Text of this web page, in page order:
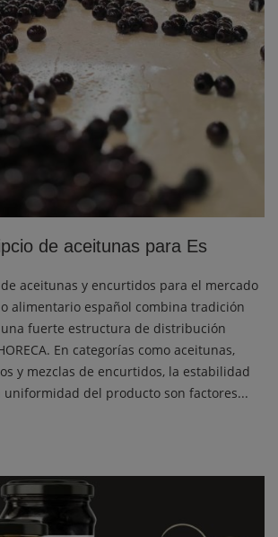
de aceitunas para Es
aceitunas y encurtidos para el mercado
alimentario español combina tradición
fuerte estructura de distribución
En categorías como aceitunas,
y mezclas de encurtidos, la estabilidad
del producto son factores...